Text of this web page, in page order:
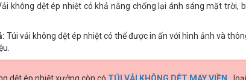
không dệt ép nhiệt có khả năng chống lại ánh sáng mặt trời,
Túi vải không dệt ép nhiệt có thể được in ấn với hình ảnh và